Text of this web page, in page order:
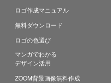
ロゴ作成マニュアル
無料ダウンロード
ロゴの色選び
マンガでわかる
デザイン活用
ZOOM背景画像無料作成